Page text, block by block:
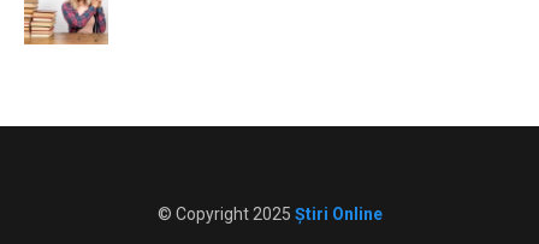
© Copyright 2025 Știri Online